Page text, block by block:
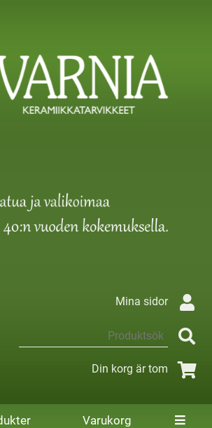
Mina sidor
Din korg är tom
Varukorg